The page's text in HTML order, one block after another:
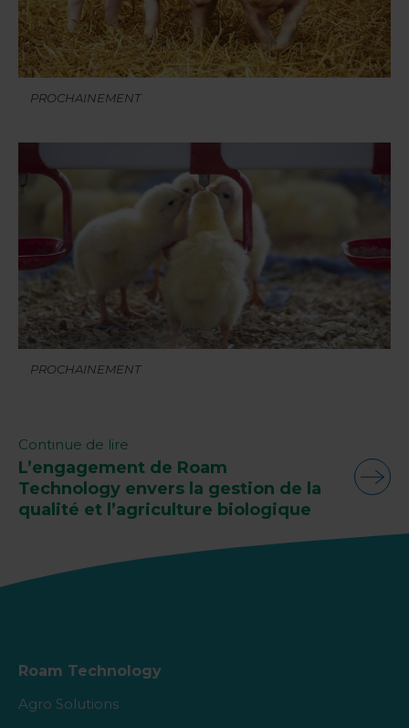
PROCHAINEMENT
PROCHAINEMENT
Continue de lire
L’engagement de Roam
Technology envers la gestion de la
qualité et l’agriculture biologique
Roam Technology
Agro Solutions